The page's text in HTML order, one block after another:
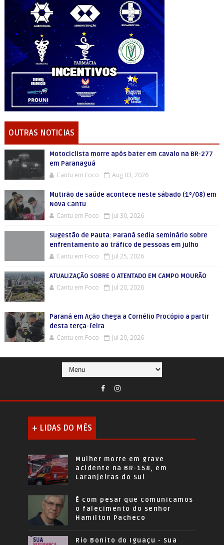
OUTRAS NOTICIAS
Motociclista morre após bater em cavalo na BR-277
em Paranaguá
Cantu em Foco Aug 03, 2026
Mutirão de saúde acontece neste sábado (1º/08) em
Nova Cantu
Cantu em Foco Jul 30, 2026
Sugestão de Pauta: Paraná sedia seminário sobre
enfrentamento ao tráfico de pessoas em julho
Cantu em Foco Jul 25, 2026
ATUALIZAÇÃO SOBRE O ATENTADO EM CAMPO MOURÃO
Cantu em Foco Jul 20, 2026
Paraná em Ação chega a Cornélio Procópio a partir
desta terça-feira
Cantu em Foco Jul 20, 2026
+ LIDAS DO MÊS
Mulher morre em grave
acidente na BR-158, em
Laranjeiras do Sul
É com pesar que comunicamos
o falecimento do senhor
Hamilton Pacheco
Rio Bonito do Iguaçu - Sua